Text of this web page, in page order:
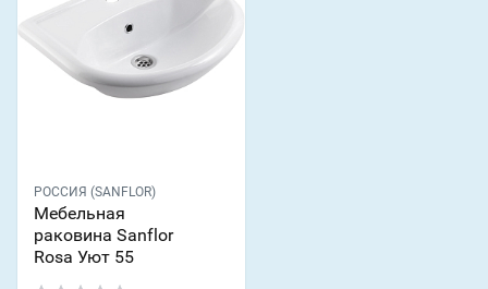
РОССИЯ (SANFLOR)
Мебельная
раковина Sanflor
Rosa Уют 55